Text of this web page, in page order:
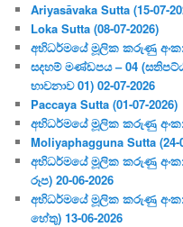
Ariyasāvaka Sutta (15-07-
Loka Sutta (08-07-2026)
අභිධර්මයේ මූලික කරුණු අංක:
සදහම් මණ්ඩපය – 04
භාවනාව 01) 02-07-2026
Paccaya Sutta (01-07-2026)
අභිධර්මයේ මූලික කරුණු අංක:
Moliyaphagguna Sutta (24-
අභිධර්මයේ මූලික කරුණු අංක:
රූප) 20-06-2026
අභිධර්මයේ මූලික කරුණු
හේතු) 13-06-2026